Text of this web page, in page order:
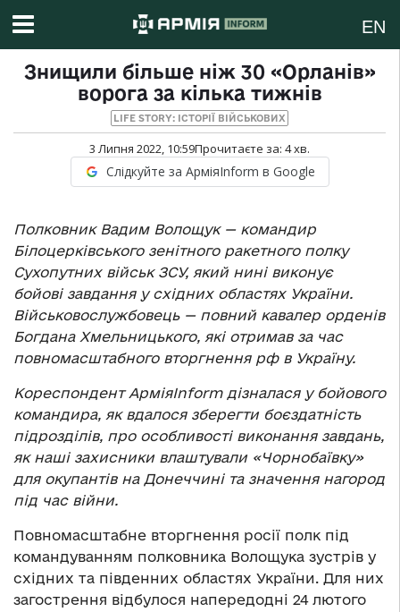
EN
Знищили більше ніж 30 «Орланів»
ворога за кілька тижнів
LIFE STORY: ІСТОРІЇ ВІЙСЬКОВИХ
3 Липня 2022, 10:59Прочитаєте за: 4хв.
Слідкуйте за АрміяInform в Google
Полковник Вадим Волощук — командир
Білоцерківського зенітного ракетного полку
Сухопутних військ ЗСУ, який нині виконує
бойові завдання у східних областях України.
Військовослужбовець — повний кавалер орденів
Богдана Хмельницького, які отримав за час
повномасштабного вторгнення рф в Україну.
Кореспондент АрміяInform дізналася у бойового
командира, як вдалося зберегти боєздатність
підрозділів, про особливості виконання завдань,
як наші захисники влаштували «Чорнобаївку»
для окупантів на Донеччині та значення нагород
під час війни.
Повномасштабне вторгнення росії полк під
командуванням полковника Волощука зустрів у
східних та південних областях України. Для них
загострення відбулося напередодні 24 лютого